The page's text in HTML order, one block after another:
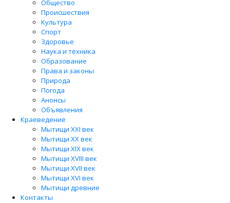
Общество
Происшествия
Культура
Спорт
Здоровье
Наука и техника
Образование
Права и законы
Природа
Погода
Анонсы
Объявления
Краеведение
Мытищи XXI век
Мытищи XX век
Мытищи XIX век
Мытищи XVIII век
Мытищи XVII век
Мытищи XVI век
Мытищи древние
Контакты